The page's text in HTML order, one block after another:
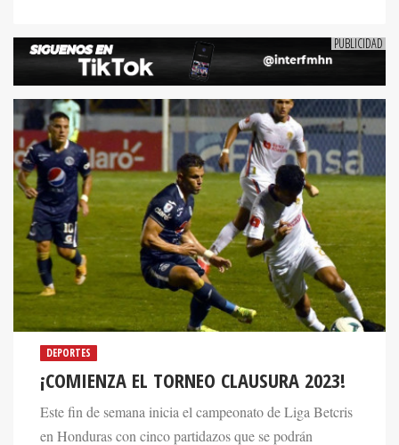
DEPORTES
¡COMIENZA EL TORNEO CLAUSURA 2023!
Este fin de semana inicia el campeonato de Liga Betcris
en Honduras con cinco partidazos que se podrán
disfrutar a partir del sábado.